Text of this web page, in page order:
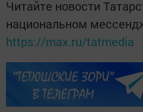
Читайте новости
национальном
https://max.ru/tatmedia